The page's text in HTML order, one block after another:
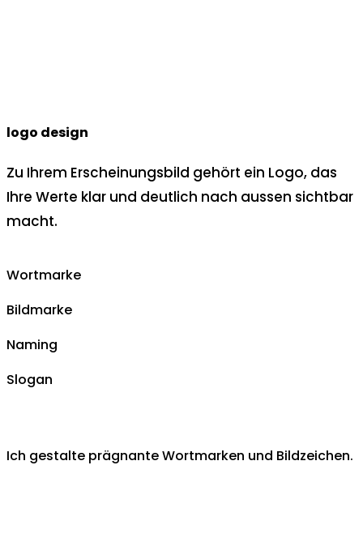
logo design
Zu Ihrem Erscheinungsbild gehört ein Logo, das
Ihre Werte klar und deutlich nach aussen sichtbar
macht.
Wortmarke
Bildmarke
Naming
Slogan
Ich gestalte prägnante Wortmarken und Bildzeichen.